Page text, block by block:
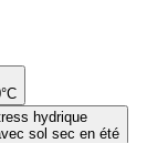
hydrique
sol sec en été